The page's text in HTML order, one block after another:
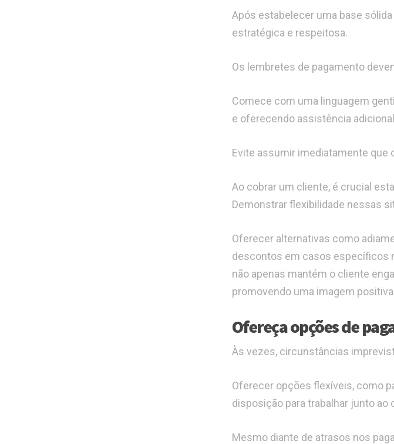
Após estabelecer uma base
estratégica e respeitosa.
Os lembretes de pagamento
Comece com uma linguagem
e oferecendo assistência
Evite assumir imediatamente que
Ao cobrar um cliente, é crucial
Demonstrar flexibilidade nessas
Oferecer alternativas como
descontos em casos específicos
não apenas mantém o cliente
promovendo uma imagem
Ofereça opções de
Às vezes, circunstâncias
Oferecer opções flexíveis, como
disposição para trabalhar junto ao
Mesmo diante de atrasos nos